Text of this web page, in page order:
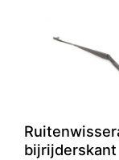
bijrijderskant